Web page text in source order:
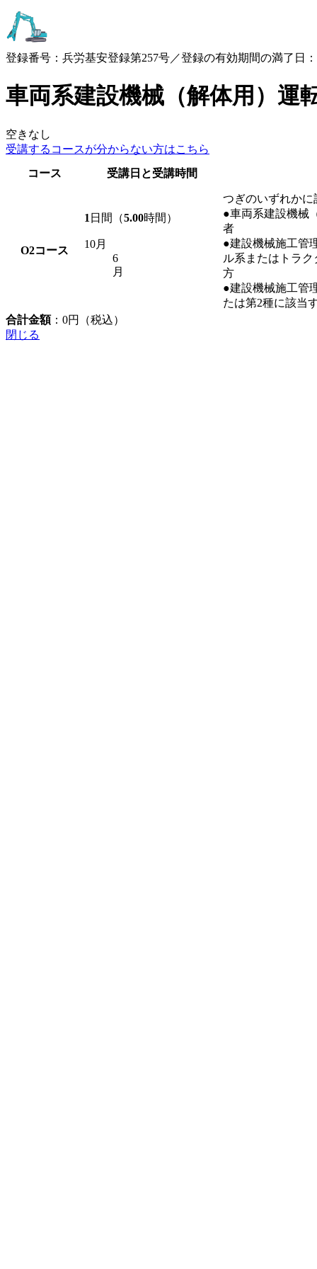
登録番号：兵労基安登録第257号／登録の有効期間の満了日：
車両系建設機械（解体用）運
空きなし
受講するコースが分からない方はこちら
コース
受講日と受講時間
O2コース
1 日間（5.00時間）
10月
6
月
つぎのいずれかに
●車両系建設機械
者
●建設機械施工管
ル系またはトラ
方
●建設機械施工管
たは第2種に該当
合計金額： 0円（税込）
閉じる